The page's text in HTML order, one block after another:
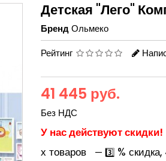
Детская "Лего"
БрендОльмеко
Рейтинг
41 445 руб.
Без НДС
У нас действуют скидки!
х товаров
— 3️⃣ %